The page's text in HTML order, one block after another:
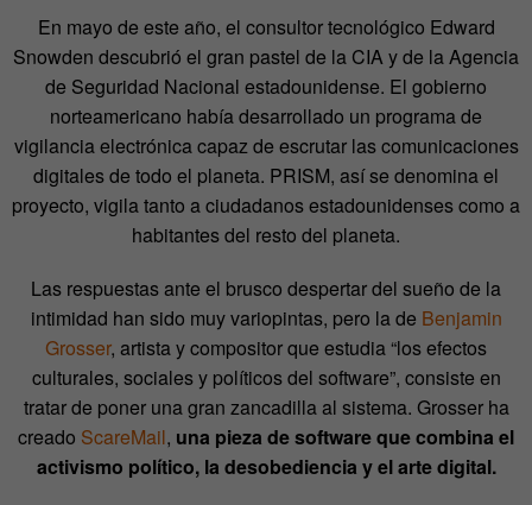
En mayo de este año, el consultor tecnológico Edward
Snowden descubrió el gran pastel de la CIA y de la Agencia
de Seguridad Nacional estadounidense. El gobierno
norteamericano había desarrollado un programa de
vigilancia electrónica capaz de escrutar las comunicaciones
digitales de todo el planeta. PRISM, así se denomina el
proyecto, vigila tanto a ciudadanos estadounidenses como a
habitantes del resto del planeta.
Las respuestas ante el brusco despertar del sueño de la
intimidad han sido muy variopintas, pero la de Benjamin
Grosser, artista y compositor que estudia “los efectos
culturales, sociales y políticos del software”, consiste en
tratar de poner una gran zancadilla al sistema. Grosser ha
creado ScareMail, una pieza de software que combina el
activismo político, la desobediencia y el arte digital.